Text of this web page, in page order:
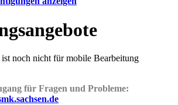
noch nicht für mobile Bearbeitung
für Fragen und Probleme: